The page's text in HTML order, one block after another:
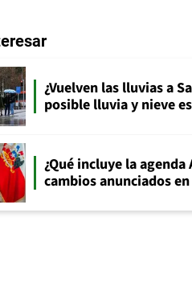
¿Vuelven las lluvias a
posible lluvia y nieve
¿Qué incluye la agenda
cambios anunciados